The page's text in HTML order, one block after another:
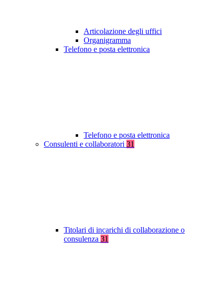
Articolazione degli uffici
Organigramma
Telefono e posta elettronica
Telefono e posta elettronica
Consulenti e collaboratori 31
Titolari di incarichi di collaborazione o
consulenza 31